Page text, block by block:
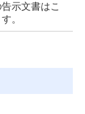
示文書はこ
。